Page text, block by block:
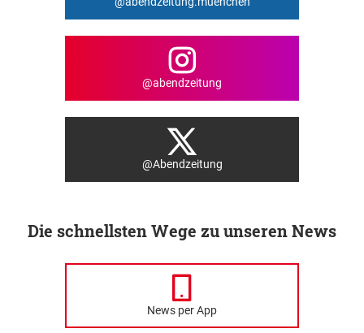
@abendzeitung
@Abendzeitung
Die schnellsten Wege zu unseren News
News per App